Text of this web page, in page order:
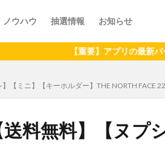
ノウハウ 抽選情報 お知らせ
【重要】アプリの最新バージョン
【ミニ】【キーホルダー】THE NORTH FACE
送料無料】【ヌプ